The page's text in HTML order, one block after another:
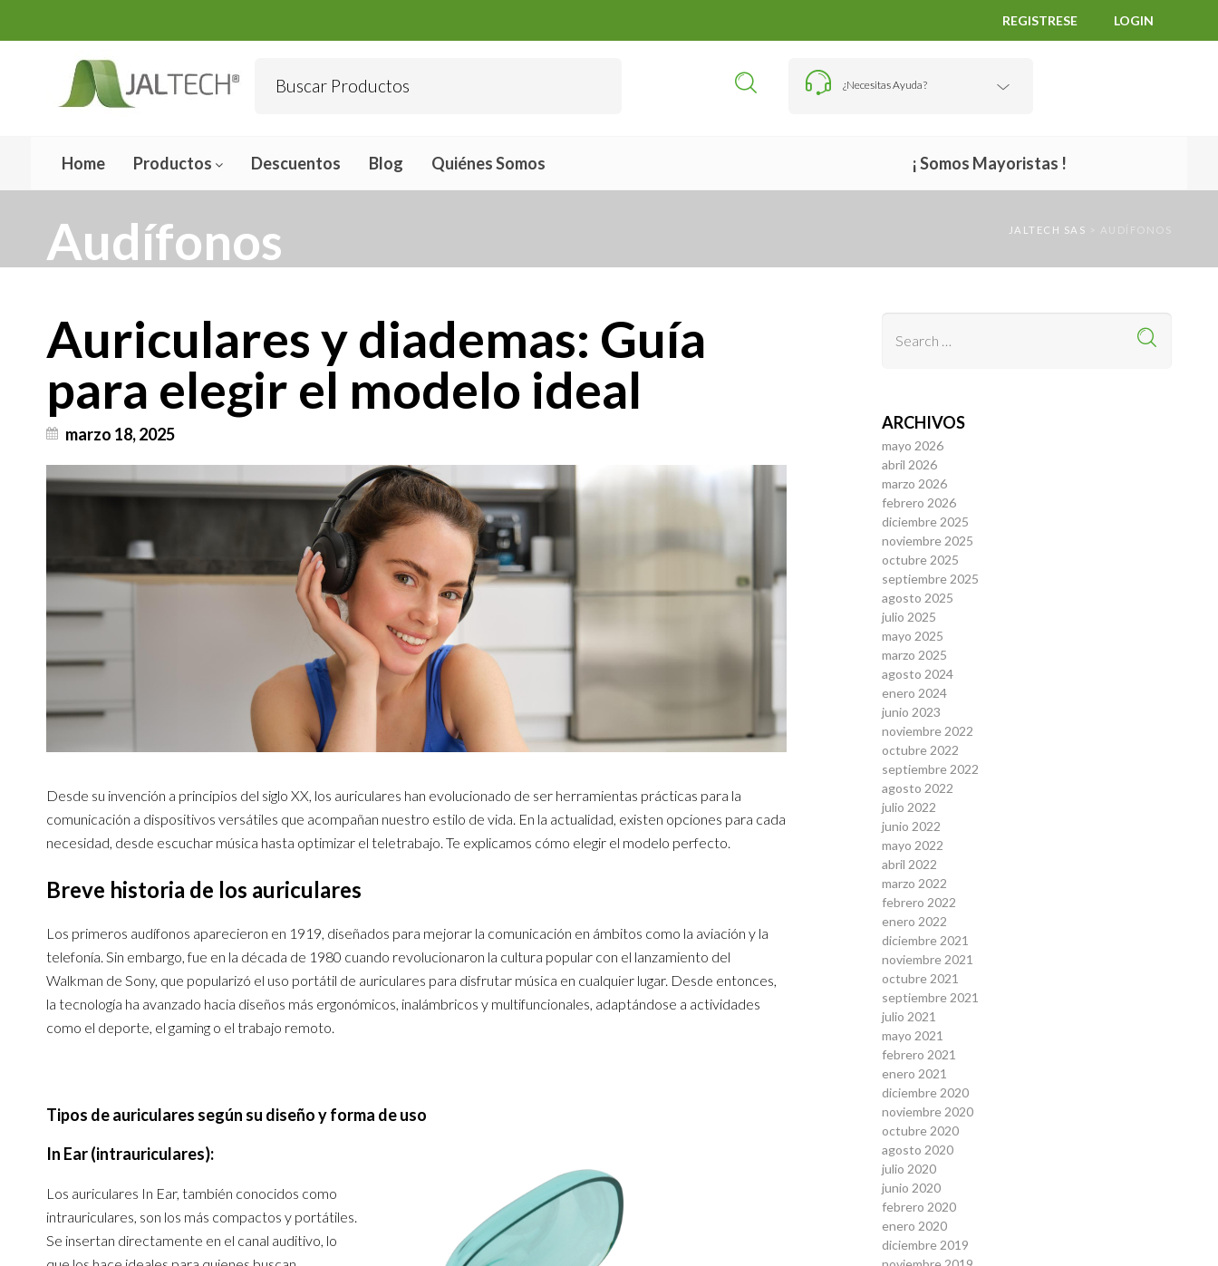
REGISTRESE LOGIN
¿Necesitas Ayuda?
Home Productos Descuentos Blog Quiénes Somos ¡ Somos Mayoristas !
JALTECH SAS AUDÍFONOS
Audífonos
Auriculares y diademas: Guía
para elegir el modelo ideal
marzo 18, 2025
Desde su invención a principios del siglo XX, los auriculares han evolucionado de ser herramientas prácticas para la
comunicación a dispositivos versátiles que acompañan nuestro estilo de vida. En la actualidad, existen opciones para cada
necesidad, desde escuchar música hasta optimizar el teletrabajo. Te explicamos cómo elegir el modelo perfecto.
Breve historia de los auriculares
Los primeros audífonos aparecieron en 1919, diseñados para mejorar la comunicación en ámbitos como la aviación y la
telefonía. Sin embargo, fue en la década de 1980 cuando revolucionaron la cultura popular con el lanzamiento del
Walkman de Sony, que popularizó el uso portátil de auriculares para disfrutar música en cualquier lugar. Desde entonces,
la tecnología ha avanzado hacia diseños más ergonómicos, inalámbricos y multifuncionales, adaptándose a actividades
como el deporte, el gaming o el trabajo remoto.
Tipos de auriculares según su diseño y forma de uso
In Ear (intrauriculares):
Los auriculares In Ear, también conocidos como
intrauriculares, son los más compactos y portátiles.
Se insertan directamente en el canal auditivo, lo
ARCHIVOS
mayo 2026
abril 2026
marzo 2026
febrero 2026
diciembre 2025
noviembre 2025
octubre 2025
septiembre 2025
agosto 2025
julio 2025
mayo 2025
marzo 2025
agosto 2024
enero 2024
junio 2023
noviembre 2022
octubre 2022
septiembre 2022
agosto 2022
julio 2022
junio 2022
mayo 2022
abril 2022
marzo 2022
febrero 2022
enero 2022
diciembre 2021
noviembre 2021
octubre 2021
septiembre 2021
julio 2021
mayo 2021
febrero 2021
enero 2021
diciembre 2020
noviembre 2020
octubre 2020
agosto 2020
julio 2020
junio 2020
febrero 2020
enero 2020
diciembre 2019